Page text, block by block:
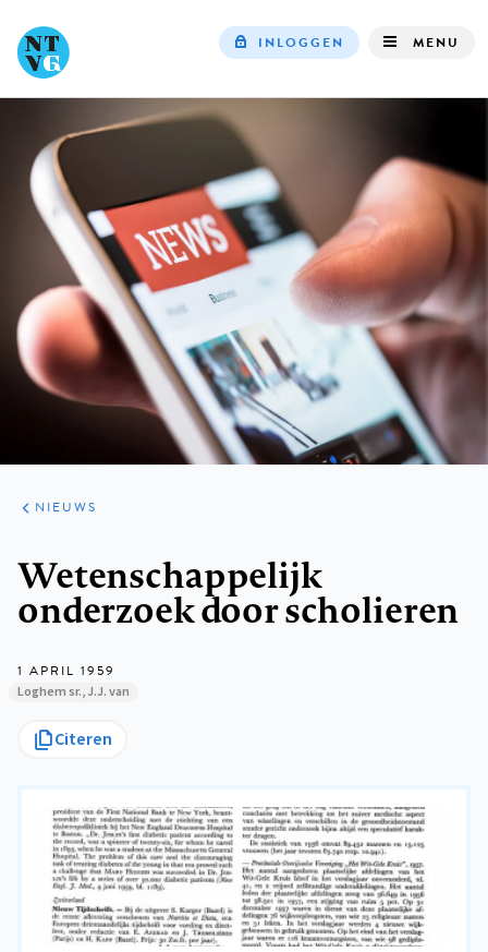
INLOGGEN MENU
ARTIKELEN
HET
KORT
NIEUWS
Wetenschappelijk
onderzoek door scholieren
1 APRIL 1959
Loghem sr., J.J. van
Citeren